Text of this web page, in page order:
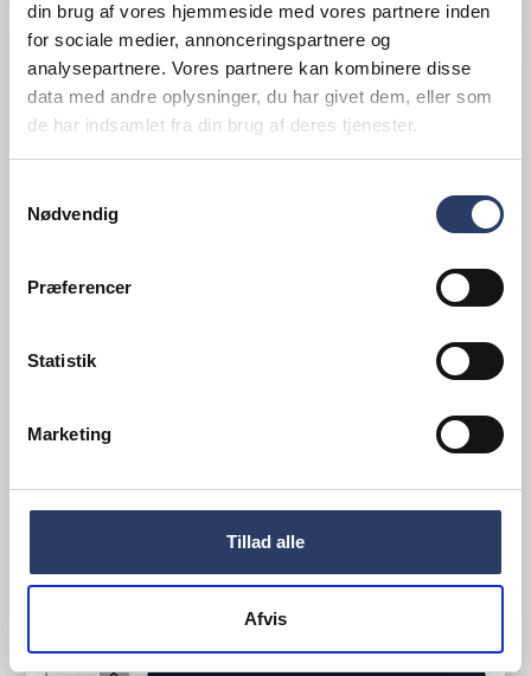
din brug af vores hjemmeside med vores partnere inden
for sociale medier, annonceringspartnere og
analysepartnere. Vores partnere kan kombinere disse
data med andre oplysninger, du har givet dem, eller som
de har indsamlet fra din brug af deres tjenester.
Nødvendig
Præferencer
Statistik
Marketing
Tillad alle
Afvis
Cosmetal
Ny
+1 på lager
6.500,00 DKK /productUnit